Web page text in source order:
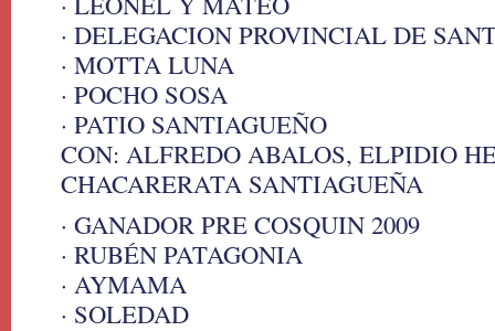
· DELEGACION PROVINCIAL DE
· MOTTA LUNA
· POCHO SOSA
· PATIO SANTIAGUEÑO
CON: ALFREDO ABALOS, ELPIDIO
CHACARERATA SANTIAGUEÑA
· GANADOR PRE COSQUIN 2009
· RUBÉN PATAGONIA
· AYMAMA
· SOLEDAD